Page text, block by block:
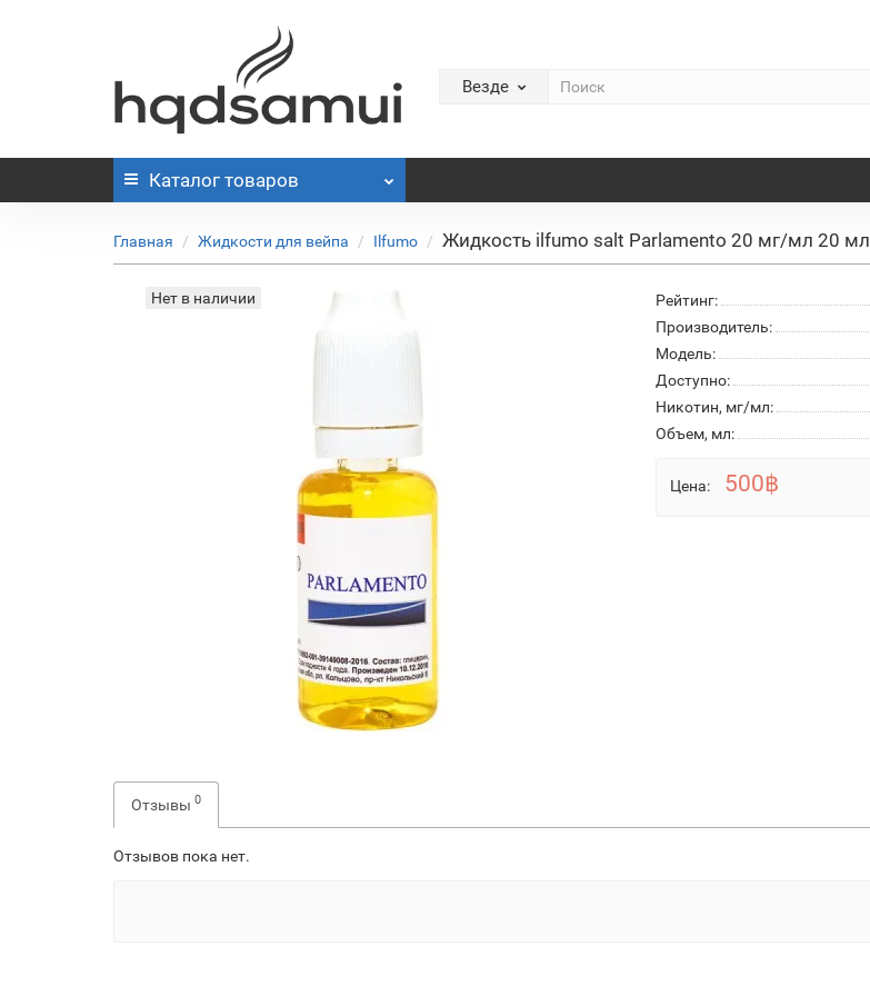
Везде
Каталог товаров
Главная Жидкости для вейпа Ilfumo Жидкость ilfumo salt Parlamento 20 мг/мл 20 мл
Нет в наличии Рейтинг:
Производитель:
Модель:
Доступно:
Никотин, мг/мл:
Объем, мл:
Цена: 500฿
Отзывы 0
Отзывов пока нет.